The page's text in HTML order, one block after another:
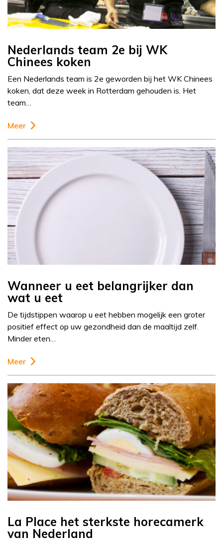
Nederlands team 2e bij WK
Chinees koken
Een Nederlands team is 2e geworden bij het WK Chinees
koken, dat deze week in Rotterdam gehouden is. Het
team…
Meer
Wanneer u eet belangrijker dan
wat u eet
De tijdstippen waarop u eet hebben mogelijk een groter
positief effect op uw gezondheid dan de maaltijd zelf.
Minder eten…
Meer
La Place het sterkste horecamerk
van Nederland